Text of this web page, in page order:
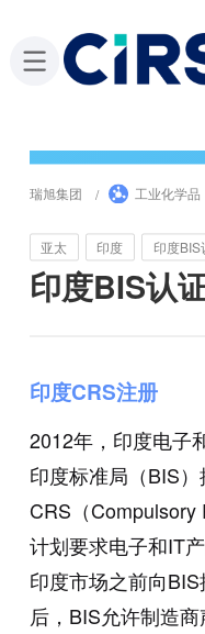
瑞旭集团 工业化学品
亚太 印度 印度BIS
印度BIS认
印度CRS注册
2012年，印度电子
印度标准局（BIS
CRS（
计划要求电子和IT
印度市场之前向
后，BIS允许制造商